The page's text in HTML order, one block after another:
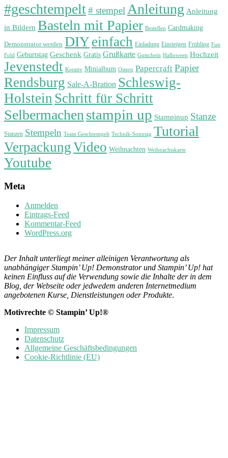
#geschtempelt# stempel Anleitung Anleitung
in Bildern Basteln mit Papier Bestellen Cardmaking
Demonstrator werden DIYeinfach Einladung Einsteigen Frühling Fun
Fold Geburtstag Geschenk Gratis Grußkarte Gutschein Halloween Hochzeit
Jevenstedt Kreativ Minialbum Ostern Papercraft Papier
Rendsburg Sale-A-Bration Schleswig-
Holstein Schritt für Schritt
Selbermachen stampin up Stampinup Stanze
Stanzen Stempeln Team Geschtempelt Technik-Sonntag Tutorial
VerpackungVideo Weihnachten Weihnachtskarte
Youtube
Meta
Anmelden
Eintrags-Feed
Kommentar-Feed
WordPress.org
Der Inhalt unterliegt meiner alleinigen Verantwortung als
unabhängiger Stampin’ Up! Demonstrator und Stampin’ Up! hat
keinen Einfluss auf die Verwendung sowie die Inhalte der in dem
Blog, der Webseite oder jedwedem anderen Internetmedium
angebotenen Kurse, Dienstleistungen oder Produkte.
Motivrechte © Stampin’ Up!®
Impressum
Datenschutz
Allgemeine Geschäftsbedingungen
Cookie-Richtlinie (EU)